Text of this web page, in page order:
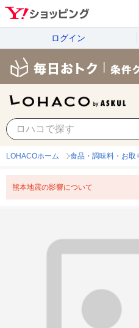
ログイン
LOHACOホーム 食品・調味料・お取
熊本地震の影響について